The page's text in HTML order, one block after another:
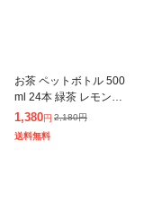
お茶 ペットボトル 500
ml 24本 緑茶 レモンフ
レーバー 白桃フレーバ
ー 低温密閉抽出 すっき
り まろやか 飲みやすい
1,380円 2,180円
送料無料